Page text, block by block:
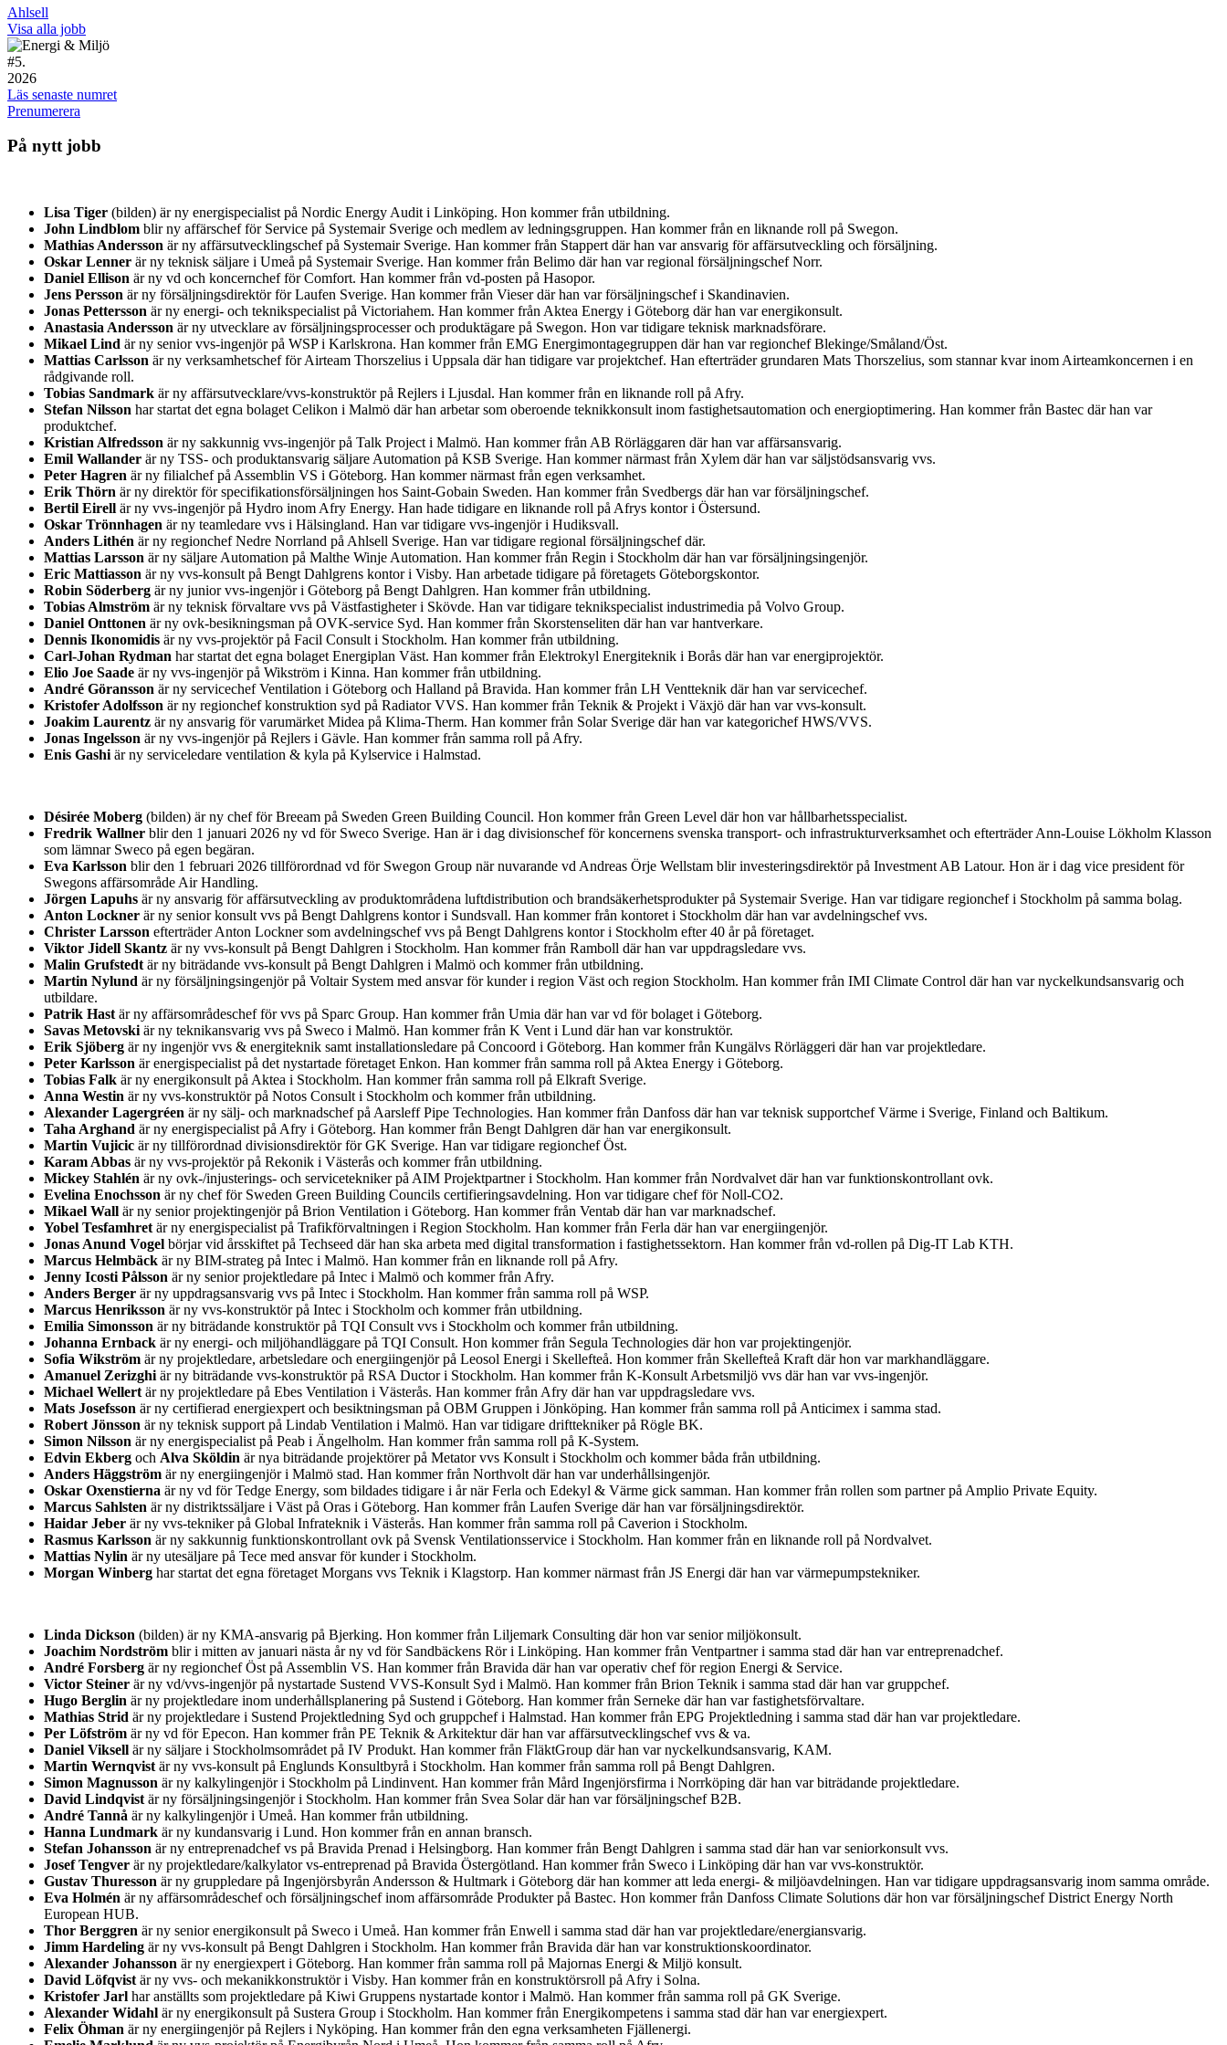
Ahlsell
Visa alla jobb
#5.
2026
Läs senaste numret
Prenumerera
På nytt jobb
Lisa Tiger (bilden) är ny energispecialist på Nordic Energy Audit i Linköping. Hon kommer från utbildning.
John Lindblom blir ny affärschef för Service på Systemair Sverige och medlem av ledningsgruppen. Han kommer från en liknande roll på Swegon.
Mathias Andersson är ny affärsutvecklingschef på Systemair Sverige. Han kommer från Stappert där han var ansvarig för affärsutveckling och försäljning.
Oskar Lenner är ny teknisk säljare i Umeå på Systemair Sverige. Han kommer från Belimo där han var regional försäljningschef Norr.
Daniel Ellison är ny vd och koncernchef för Comfort. Han kommer från vd-posten på Hasopor.
Jens Persson är ny försäljningsdirektör för Laufen Sverige. Han kommer från Vieser där han var försäljningschef i Skandinavien.
Jonas Pettersson är ny energi- och teknikspecialist på Victoriahem. Han kommer från Aktea Energy i Göteborg där han var energikonsult.
Anastasia Andersson är ny utvecklare av försäljningsprocesser och produktägare på Swegon. Hon var tidigare teknisk marknadsförare.
Mikael Lind är ny senior vvs-ingenjör på WSP i Karlskrona. Han kommer från EMG Energimontagegruppen där han var regionchef Blekinge/Småland/Öst.
Mattias Carlsson är ny verksamhetschef för Airteam Thorszelius i Uppsala där han tidigare var projektchef. Han efterträder grundaren Mats Thorszelius, som stannar kvar inom Airteamkoncernen i en
rådgivande roll.
Tobias Sandmark är ny affärsutvecklare/vvs-konstruktör på Rejlers i Ljusdal. Han kommer från en liknande roll på Afry.
Stefan Nilsson har startat det egna bolaget Celikon i Malmö där han arbetar som oberoende teknikkonsult inom fastighetsautomation och energioptimering. Han kommer från Bastec där han var
produktchef.
Kristian Alfredsson är ny sakkunnig vvs-ingenjör på Talk Project i Malmö. Han kommer från AB Rörläggaren där han var affärsansvarig.
Emil Wallander är ny TSS- och produktansvarig säljare Automation på KSB Sverige. Han kommer närmast från Xylem där han var säljstödsansvarig vvs.
Peter Hagren är ny filialchef på Assemblin VS i Göteborg. Han kommer närmast från egen verksamhet.
Erik Thörn är ny direktör för specifikationsförsäljningen hos Saint-Gobain Sweden. Han kommer från Svedbergs där han var försäljningschef.
Bertil Eirell är ny vvs-ingenjör på Hydro inom Afry Energy. Han hade tidigare en liknande roll på Afrys kontor i Östersund.
Oskar Trönnhagen är ny teamledare vvs i Hälsingland. Han var tidigare vvs-ingenjör i Hudiksvall.
Anders Lithén är ny regionchef Nedre Norrland på Ahlsell Sverige. Han var tidigare regional försäljningschef där.
Mattias Larsson är ny säljare Automation på Malthe Winje Automation. Han kommer från Regin i Stockholm där han var försäljningsingenjör.
Eric Mattiasson är ny vvs-konsult på Bengt Dahlgrens kontor i Visby. Han arbetade tidigare på företagets Göteborgskontor.
Robin Söderberg är ny junior vvs-ingenjör i Göteborg på Bengt Dahlgren. Han kommer från utbildning.
Tobias Almström är ny teknisk förvaltare vvs på Västfastigheter i Skövde. Han var tidigare teknikspecialist industrimedia på Volvo Group.
Daniel Onttonen är ny ovk-besikningsman på OVK-service Syd. Han kommer från Skorstenseliten där han var hantverkare.
Dennis Ikonomidis är ny vvs-projektör på Facil Consult i Stockholm. Han kommer från utbildning.
Carl-Johan Rydman har startat det egna bolaget Energiplan Väst. Han kommer från Elektrokyl Energiteknik i Borås där han var energiprojektör.
Elio Joe Saade är ny vvs-ingenjör på Wikström i Kinna. Han kommer från utbildning.
André Göransson är ny servicechef Ventilation i Göteborg och Halland på Bravida. Han kommer från LH Ventteknik där han var servicechef.
Kristofer Adolfsson är ny regionchef konstruktion syd på Radiator VVS. Han kommer från Teknik & Projekt i Växjö där han var vvs-konsult.
Joakim Laurentz är ny ansvarig för varumärket Midea på Klima-Therm. Han kommer från Solar Sverige där han var kategorichef HWS/VVS.
Jonas Ingelsson är ny vvs-ingenjör på Rejlers i Gävle. Han kommer från samma roll på Afry.
Enis Gashi är ny serviceledare ventilation & kyla på Kylservice i Halmstad.
Désirée Moberg (bilden) är ny chef för Breeam på Sweden Green Building Council. Hon kommer från Green Level där hon var hållbarhetsspecialist.
Fredrik Wallner blir den 1 januari 2026 ny vd för Sweco Sverige. Han är i dag divisionschef för koncernens svenska transport- och infrastrukturverksamhet och efterträder Ann-Louise Lökholm Klasson
som lämnar Sweco på egen begäran.
Eva Karlsson blir den 1 februari 2026 tillförordnad vd för Swegon Group när nuvarande vd Andreas Örje Wellstam blir investeringsdirektör på Investment AB Latour. Hon är i dag vice president för
Swegons affärsområde Air Handling.
Jörgen Lapuhs är ny ansvarig för affärsutveckling av produktområdena luftdistribution och brandsäkerhetsprodukter på Systemair Sverige. Han var tidigare regionchef i Stockholm på samma bolag.
Anton Lockner är ny senior konsult vvs på Bengt Dahlgrens kontor i Sundsvall. Han kommer från kontoret i Stockholm där han var avdelningschef vvs.
Christer Larsson efterträder Anton Lockner som avdelningschef vvs på Bengt Dahlgrens kontor i Stockholm efter 40 år på företaget.
Viktor Jidell Skantz är ny vvs-konsult på Bengt Dahlgren i Stockholm. Han kommer från Ramboll där han var uppdragsledare vvs.
Malin Grufstedt är ny biträdande vvs-konsult på Bengt Dahlgren i Malmö och kommer från utbildning.
Martin Nylund är ny försäljningsingenjör på Voltair System med ansvar för kunder i region Väst och region Stockholm. Han kommer från IMI Climate Control där han var nyckelkundsansvarig och
utbildare.
Patrik Hast är ny affärsområdeschef för vvs på Sparc Group. Han kommer från Umia där han var vd för bolaget i Göteborg.
Savas Metovski är ny teknikansvarig vvs på Sweco i Malmö. Han kommer från K Vent i Lund där han var konstruktör.
Erik Sjöberg är ny ingenjör vvs & energiteknik samt installationsledare på Concoord i Göteborg. Han kommer från Kungälvs Rörläggeri där han var projektledare.
Peter Karlsson är energispecialist på det nystartade företaget Enkon. Han kommer från samma roll på Aktea Energy i Göteborg.
Tobias Falk är ny energikonsult på Aktea i Stockholm. Han kommer från samma roll på Elkraft Sverige.
Anna Westin är ny vvs-konstruktör på Notos Consult i Stockholm och kommer från utbildning.
Alexander Lagergréen är ny sälj- och marknadschef på Aarsleff Pipe Technologies. Han kommer från Danfoss där han var teknisk supportchef Värme i Sverige, Finland och Baltikum.
Taha Arghand är ny energispecialist på Afry i Göteborg. Han kommer från Bengt Dahlgren där han var energikonsult.
Martin Vujicic är ny tillförordnad divisionsdirektör för GK Sverige. Han var tidigare regionchef Öst.
Karam Abbas är ny vvs-projektör på Rekonik i Västerås och kommer från utbildning.
Mickey Stahlén är ny ovk-/injusterings- och servicetekniker på AIM Projektpartner i Stockholm. Han kommer från Nordvalvet där han var funktionskontrollant ovk.
Evelina Enochsson är ny chef för Sweden Green Building Councils certifieringsavdelning. Hon var tidigare chef för Noll-CO2.
Mikael Wall är ny senior projektingenjör på Brion Ventilation i Göteborg. Han kommer från Ventab där han var marknadschef.
Yobel Tesfamhret är ny energispecialist på Trafikförvaltningen i Region Stockholm. Han kommer från Ferla där han var energiingenjör.
Jonas Anund Vogel börjar vid årsskiftet på Techseed där han ska arbeta med digital transformation i fastighetssektorn. Han kommer från vd-rollen på Dig-IT Lab KTH.
Marcus Helmbäck är ny BIM-strateg på Intec i Malmö. Han kommer från en liknande roll på Afry.
Jenny Icosti Pålsson är ny senior projektledare på Intec i Malmö och kommer från Afry.
Anders Berger är ny uppdragsansvarig vvs på Intec i Stockholm. Han kommer från samma roll på WSP.
Marcus Henriksson är ny vvs-konstruktör på Intec i Stockholm och kommer från utbildning.
Emilia Simonsson är ny biträdande konstruktör på TQI Consult vvs i Stockholm och kommer från utbildning.
Johanna Ernback är ny energi- och miljöhandläggare på TQI Consult. Hon kommer från Segula Technologies där hon var projektingenjör.
Sofia Wikström är ny projektledare, arbetsledare och energiingenjör på Leosol Energi i Skellefteå. Hon kommer från Skellefteå Kraft där hon var markhandläggare.
Amanuel Zerizghi är ny biträdande vvs-konstruktör på RSA Ductor i Stockholm. Han kommer från K-Konsult Arbetsmiljö vvs där han var vvs-ingenjör.
Michael Wellert är ny projektledare på Ebes Ventilation i Västerås. Han kommer från Afry där han var uppdragsledare vvs.
Mats Josefsson är ny certifierad energiexpert och besiktningsman på OBM Gruppen i Jönköping. Han kommer från samma roll på Anticimex i samma stad.
Robert Jönsson är ny teknisk support på Lindab Ventilation i Malmö. Han var tidigare drifttekniker på Rögle BK.
Simon Nilsson är ny energispecialist på Peab i Ängelholm. Han kommer från samma roll på K-System.
Edvin Ekberg och Alva Sköldin är nya biträdande projektörer på Metator vvs Konsult i Stockholm och kommer båda från utbildning.
Anders Häggström är ny energiingenjör i Malmö stad. Han kommer från Northvolt där han var underhållsingenjör.
Oskar Oxenstierna är ny vd för Tedge Energy, som bildades tidigare i år när Ferla och Edekyl & Värme gick samman. Han kommer från rollen som partner på Amplio Private Equity.
Marcus Sahlsten är ny distriktssäljare i Väst på Oras i Göteborg. Han kommer från Laufen Sverige där han var försäljningsdirektör.
Haidar Jeber är ny vvs-tekniker på Global Infrateknik i Västerås. Han kommer från samma roll på Caverion i Stockholm.
Rasmus Karlsson är ny sakkunnig funktionskontrollant ovk på Svensk Ventilationsservice i Stockholm. Han kommer från en liknande roll på Nordvalvet.
Mattias Nylin är ny utesäljare på Tece med ansvar för kunder i Stockholm.
Morgan Winberg har startat det egna företaget Morgans vvs Teknik i Klagstorp. Han kommer närmast från JS Energi där han var värmepumpstekniker.
Linda Dickson (bilden) är ny KMA-ansvarig på Bjerking. Hon kommer från Liljemark Consulting där hon var senior miljökonsult.
Joachim Nordström blir i mitten av januari nästa år ny vd för Sandbäckens Rör i Linköping. Han kommer från Ventpartner i samma stad där han var entreprenadchef.
André Forsberg är ny regionchef Öst på Assemblin VS. Han kommer från Bravida där han var operativ chef för region Energi & Service.
Victor Steiner är ny vd/vvs-ingenjör på nystartade Sustend VVS-Konsult Syd i Malmö. Han kommer från Brion Teknik i samma stad där han var gruppchef.
Hugo Berglin är ny projektledare inom underhållsplanering på Sustend i Göteborg. Han kommer från Serneke där han var fastighetsförvaltare.
Mathias Strid är ny projektledare i Sustend Projektledning Syd och gruppchef i Halmstad. Han kommer från EPG Projektledning i samma stad där han var projektledare.
Per Löfström är ny vd för Epecon. Han kommer från PE Teknik & Arkitektur där han var affärsutvecklingschef vvs & va.
Daniel Viksell är ny säljare i Stockholmsområdet på IV Produkt. Han kommer från FläktGroup där han var nyckelkundsansvarig, KAM.
Martin Wernqvist är ny vvs-konsult på Englunds Konsultbyrå i Stockholm. Han kommer från samma roll på Bengt Dahlgren.
Simon Magnusson är ny kalkylingenjör i Stockholm på Lindinvent. Han kommer från Mård Ingenjörsfirma i Norrköping där han var biträdande projektledare.
David Lindqvist är ny försäljningsingenjör i Stockholm. Han kommer från Svea Solar där han var försäljningschef B2B.
André Tannå är ny kalkylingenjör i Umeå. Han kommer från utbildning.
Hanna Lundmark är ny kundansvarig i Lund. Hon kommer från en annan bransch.
Stefan Johansson är ny entreprenadchef vs på Bravida Prenad i Helsingborg. Han kommer från Bengt Dahlgren i samma stad där han var seniorkonsult vvs.
Josef Tengver är ny projektledare/kalkylator vs-entreprenad på Bravida Östergötland. Han kommer från Sweco i Linköping där han var vvs-konstruktör.
Gustav Thuresson är ny gruppledare på Ingenjörsbyrån Andersson & Hultmark i Göteborg där han kommer att leda energi- & miljöavdelningen. Han var tidigare uppdragsansvarig inom samma område.
Eva Holmén är ny affärsområdeschef och försäljningschef inom affärsområde Produkter på Bastec. Hon kommer från Danfoss Climate Solutions där hon var försäljningschef District Energy North
European HUB.
Thor Berggren är ny senior energikonsult på Sweco i Umeå. Han kommer från Enwell i samma stad där han var projektledare/energiansvarig.
Jimm Hardeling är ny vvs-konsult på Bengt Dahlgren i Stockholm. Han kommer från Bravida där han var konstruktionskoordinator.
Alexander Johansson är ny energiexpert i Göteborg. Han kommer från samma roll på Majornas Energi & Miljö konsult.
David Löfqvist är ny vvs- och mekanikkonstruktör i Visby. Han kommer från en konstruktörsroll på Afry i Solna.
Kristofer Jarl har anställts som projektledare på Kiwi Gruppens nystartade kontor i Malmö. Han kommer från samma roll på GK Sverige.
Alexander Widahl är ny energikonsult på Sustera Group i Stockholm. Han kommer från Energikompetens i samma stad där han var energiexpert.
Felix Öhman är ny energiingenjör på Rejlers i Nyköping. Han kommer från den egna verksamheten Fjällenergi.